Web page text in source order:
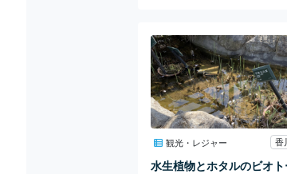
気です。 時々キッチンカ
ェがやってきて、小さな
もなります。 ベンチも置
のでそこでゆっくり飲む
ます☕️✨️ 春前には本格的
もあり、火が立ち上るそ
も見てみたかったーーー！
観光・レジャー 香
水生植物とホタルのビオ